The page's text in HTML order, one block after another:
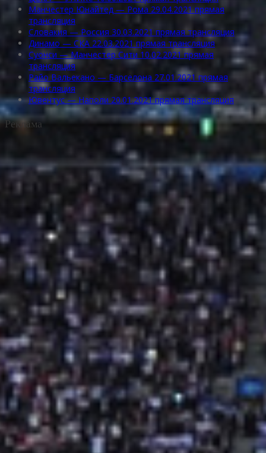
Манчестер Юнайтед — Рома 29.04.2021 прямая
трансляция
Словакия — Россия 30.03.2021 прямая трансляция
Динамо — СКА 22.03.2021 прямая трансляция
Суонси — Манчестер Сити 10.02.2021 прямая
трансляция
Райо Вальекано — Барселона 27.01.2021 прямая
трансляция
Ювентус — Наполи 20.01.2021 прямая трансляция
Реклама